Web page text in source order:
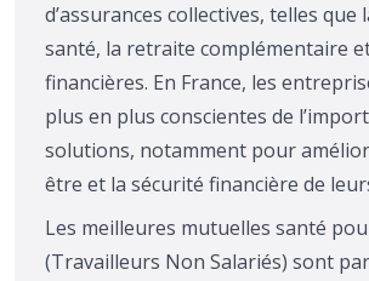
d’assurances collectives, telles que
santé, la retraite complémentaire
financières. En France, les
plus en plus conscientes de
solutions, notamment pour
être et la sécurité financière de
Les meilleures mutuelles santé
(Travailleurs Non Salariés) sont